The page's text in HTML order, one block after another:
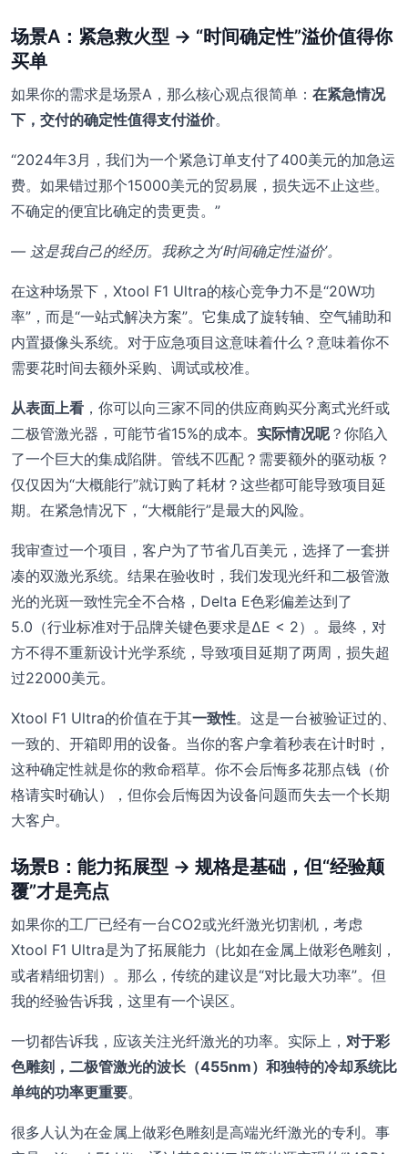
场景A：紧急救火型 → “时间确定性”溢价值得你
买单
如果你的需求是场景A，那么核心观点很简单： 在紧急情况
下，交付的确定性值得支付溢价。
“2024年3月，我们为一个紧急订单支付了400美元的加急运
费。如果错过那个15000美元的贸易展，损失远不止这些。
不确定的便宜比确定的贵更贵。”
— 这是我自己的经历。我称之为‘时间确定性溢价’。
在这种场景下，Xtool F1 Ultra的核心竞争力不是“20W功
率”，而是“一站式解决方案”。它集成了旋转轴、空气辅助和
内置摄像头系统。对于应急项目这意味着什么？意味着你不
需要花时间去额外采购、调试或校准。
从表面上看 ，你可以向三家不同的供应商购买分离式光纤或
二极管激光器，可能节省15%的成本。 实际情况呢？你陷入
了一个巨大的集成陷阱。管线不匹配？需要额外的驱动板？
仅仅因为“大概能行”就订购了耗材？这些都可能导致项目延
期。在紧急情况下，“大概能行”是最大的风险。
我审查过一个项目，客户为了节省几百美元，选择了一套拼
凑的双激光系统。结果在验收时，我们发现光纤和二极管激
光的光斑一致性完全不合格，Delta E色彩偏差达到了
5.0（行业标准对于品牌关键色要求是ΔE < 2）。最终，对
方不得不重新设计光学系统，导致项目延期了两周，损失超
过22000美元。
Xtool F1 Ultra的价值在于其一致性。这是一台被验证过的、
一致的、开箱即用的设备。当你的客户拿着秒表在计时时，
这种确定性就是你的救命稻草。你不会后悔多花那点钱（价
格请实时确认），但你会后悔因为设备问题而失去一个长期
大客户。
场景B：能力拓展型 → 规格是基础，但“经验颠
覆”才是亮点
如果你的工厂已经有一台CO2或光纤激光切割机，考虑
Xtool F1 Ultra是为了拓展能力（比如在金属上做彩色雕刻，
或者精细切割）。那么，传统的建议是“对比最大功率”。但
我的经验告诉我，这里有一个误区。
一切都告诉我，应该关注光纤激光的功率。实际上， 对于彩
色雕刻，二极管激光的波长（455nm）和独特的冷却系统比
单纯的功率更重要。
很多人认为在金属上做彩色雕刻是高端光纤激光的专利。事